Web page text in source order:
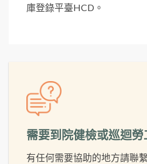
庫登錄平臺HCD。
需要到院健檢或巡迴勞
有任何需要協助的地方請聯